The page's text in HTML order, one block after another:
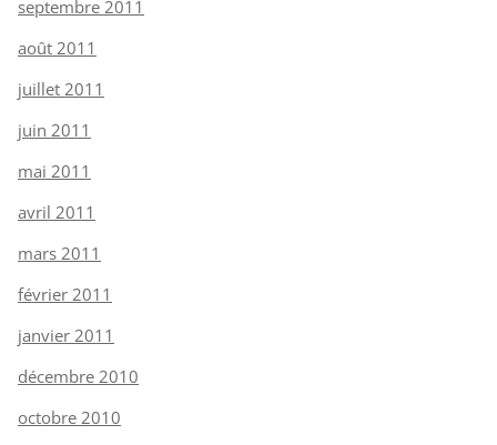
septembre 2011
août 2011
juillet 2011
juin 2011
mai 2011
avril 2011
mars 2011
février 2011
janvier 2011
décembre 2010
octobre 2010